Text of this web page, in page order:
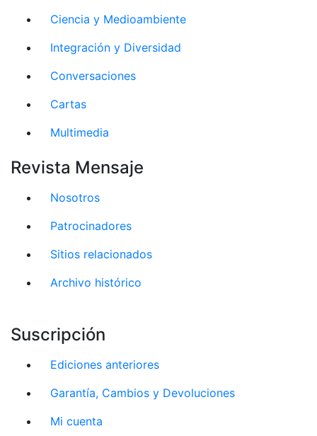
Ciencia y Medioambiente
Integración y Diversidad
Conversaciones
Cartas
Multimedia
Revista Mensaje
Nosotros
Patrocinadores
Sitios relacionados
Archivo histórico
Suscripción
Ediciones anteriores
Garantía, Cambios y Devoluciones
Mi cuenta